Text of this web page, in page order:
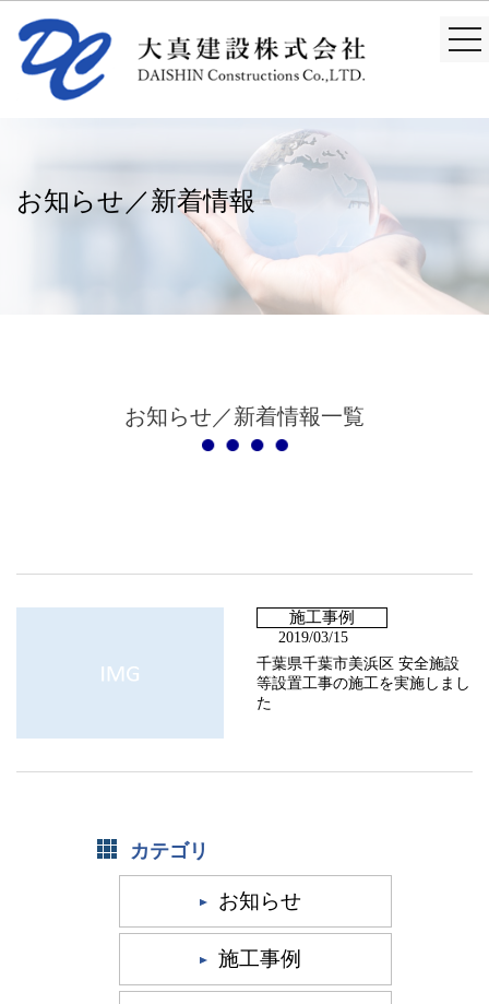
お知らせ／新着情報
お知らせ／新着情報一覧
施工事例
2019/03/15
千葉県千葉市美浜区 安全施設
等設置工事の施工を実施しまし
た
カテゴリ
お知らせ
施工事例